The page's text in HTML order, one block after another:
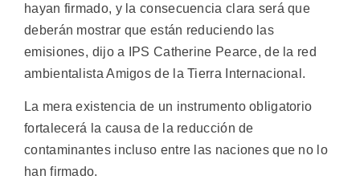
hayan firmado, y la consecuencia clara será que
deberán mostrar que están reduciendo las
emisiones, dijo a IPS Catherine Pearce, de la red
ambientalista Amigos de la Tierra Internacional.
La mera existencia de un instrumento obligatorio
fortalecerá la causa de la reducción de
contaminantes incluso entre las naciones que no lo
han firmado.